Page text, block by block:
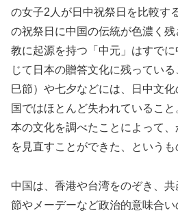
の女子2人が日中祝祭日を比較す
の祝祭日に中国の伝統が色濃く
教に起源を持つ「中元」はすで
じて日本の贈答文化に残ってい
巳節）や七夕などには、日中文
国ではほとんど失われているこ
本の文化を調べたことによって
を見直すことができた、というも
中国は、香港や台湾をのぞき、
節やメーデーなど政治的意味合